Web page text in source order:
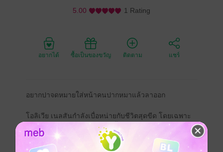
5.00 1 Rating
อยากได้ ซื้อเป็นของขวัญ ติดตาม แชร์
อยากปาจดหมายใส่หน้าคนปากหมาแล้วลาออก
โอลิเวีย เนลสันกำลังเบื่อหน่ายกับชีวิตสุดขีด โดยเฉพาะ
การทำงานเป็นเสมียนในตอนนี้ แต่แล้วก็บังเกิดการ
เปลี่ยนแปลงในที่ทำงานจนรู้สึกคึกคักอีกครั้ง เมื่อสาขาแม่
ปลดผู้จัดการคนเก่าที่เธอคิดว่าเขาช่างห่วยแตกออกไป